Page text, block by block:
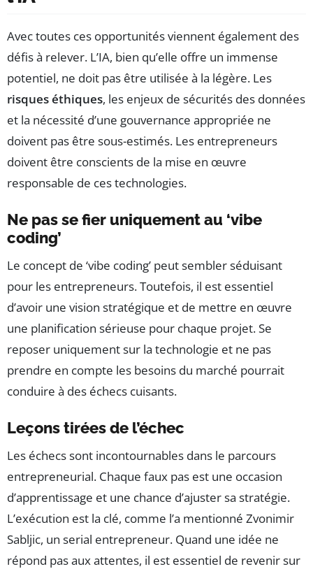
Avec toutes ces opportunités viennent également des
défis à relever. L’IA, bien qu’elle offre un immense
potentiel, ne doit pas être utilisée à la légère. Les
risques éthiques, les enjeux de sécurités des données
et la nécessité d’une gouvernance appropriée ne
doivent pas être sous-estimés. Les entrepreneurs
doivent être conscients de la mise en œuvre
responsable de ces technologies.
Ne pas se fier uniquement au ‘vibe
coding’
Le concept de ‘vibe coding’ peut sembler séduisant
pour les entrepreneurs. Toutefois, il est essentiel
d’avoir une vision stratégique et de mettre en œuvre
une planification sérieuse pour chaque projet. Se
reposer uniquement sur la technologie et ne pas
prendre en compte les besoins du marché pourrait
conduire à des échecs cuisants.
Leçons tirées de l’échec
Les échecs sont incontournables dans le parcours
entrepreneurial. Chaque faux pas est une occasion
d’apprentissage et une chance d’ajuster sa stratégie.
L’exécution est la clé, comme l’a mentionné Zvonimir
Sabljic, un serial entrepreneur. Quand une idée ne
répond pas aux attentes, il est essentiel de revenir sur